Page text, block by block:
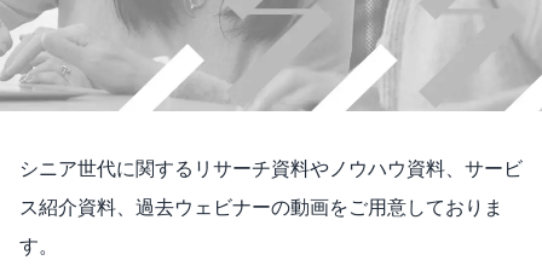
シニア世代に関するリサーチ資料やノウハウ資料、サービ
ス紹介資料、過去ウェビナーの動画をご用意しておりま
す。